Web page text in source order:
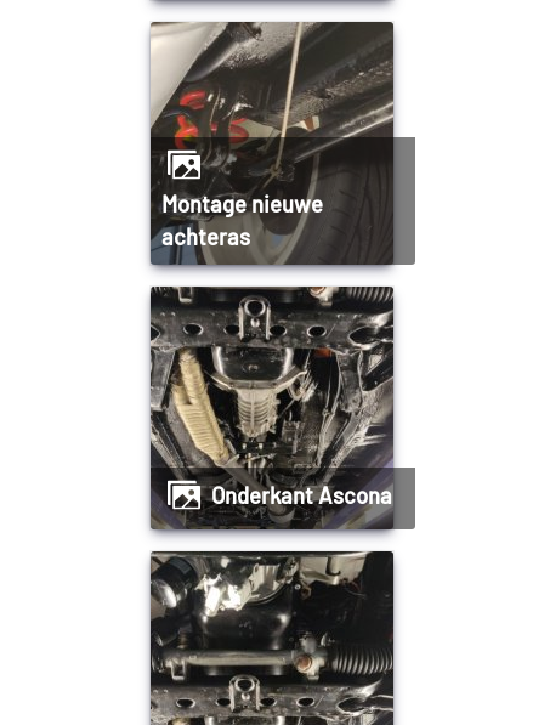
Montage nieuwe
achteras
Onderkant Ascona